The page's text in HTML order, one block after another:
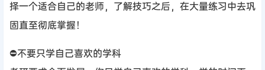
择一个适合自己的老师，了解技巧之后，在大量练习中去巩
固直至彻底掌握！
⛔不要只学自己喜欢的学科